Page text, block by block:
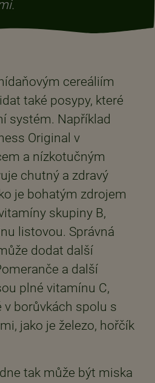
cereáliím
také posypy, které
systém. Například
Original v
a nízkotučným
chutný a zdravý
je bohatým zdrojem
skupiny B,
listovou. Správná
dodat další
a další
plné vitamínu C,
v borůvkách spolu s
jako je železo, hořčík
tak může být miska